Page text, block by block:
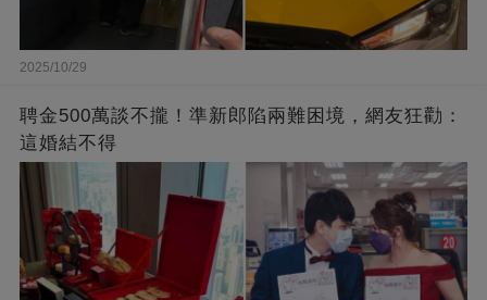
2025/10/29
聘金500萬談不攏！準新郎陷兩難困境，網友狂勸：
這婚結不得